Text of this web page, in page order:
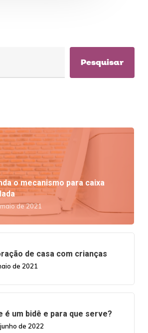
Pesquisar
o mecanismo para caixa
de 2021
de casa com crianças
de 2021
é um bidê e para que serve?
de 2022